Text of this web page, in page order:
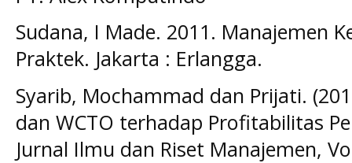
Sudana, I Made. 2011. Manajemen
Praktek. Jakarta : Erlangga.
Syarib, Mochammad dan Prijati.
dan WCTO terhadap Profitabilitas
Jurnal Ilmu dan Riset Manajemen,